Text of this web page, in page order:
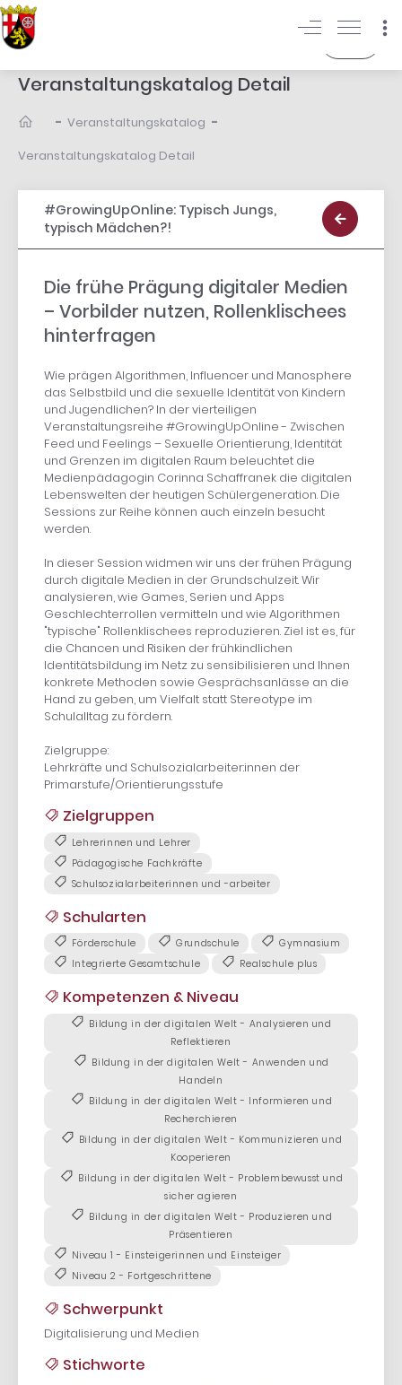
Veranstaltungskatalog Detail
- Veranstaltungskatalog -
Veranstaltungskatalog Detail
#GrowingUpOnline: Typisch Jungs,
typisch Mädchen?!
Die frühe Prägung digitaler Medien
– Vorbilder nutzen, Rollenklischees
hinterfragen
Wie prägen Algorithmen, Influencer und Manosphere
das Selbstbild und die sexuelle Identität von Kindern
und Jugendlichen? In der vierteiligen
Veranstaltungsreihe #GrowingUpOnline - Zwischen
Feed und Feelings – Sexuelle Orientierung, Identität
und Grenzen im digitalen Raum beleuchtet die
Medienpädagogin Corinna Schaffranek die digitalen
Lebenswelten der heutigen Schülergeneration. Die
Sessions zur Reihe können auch einzeln besucht
werden.
In dieser Session widmen wir uns der frühen Prägung
durch digitale Medien in der Grundschulzeit. Wir
analysieren, wie Games, Serien und Apps
Geschlechterrollen vermitteln und wie Algorithmen
"typische" Rollenklischees reproduzieren. Ziel ist es, für
die Chancen und Risiken der frühkindlichen
Identitätsbildung im Netz zu sensibilisieren und Ihnen
konkrete Methoden sowie Gesprächsanlässe an die
Hand zu geben, um Vielfalt statt Stereotype im
Schulalltag zu fördern.
Zielgruppe:
Lehrkräfte und Schulsozialarbeiter:innen der
Primarstufe/Orientierungsstufe
Zielgruppen
Lehrerinnen und Lehrer
Pädagogische Fachkräfte
Schulsozialarbeiterinnen und -arbeiter
Schularten
Förderschule Grundschule
Gymnasium
Integrierte Gesamtschule
Realschule plus
Kompetenzen & Niveau
Bildung in der digitalen Welt - Analysieren und
Reflektieren
Bildung in der digitalen Welt - Anwenden und
Handeln
Bildung in der digitalen Welt - Informieren und
Recherchieren
Bildung in der digitalen Welt - Kommunizieren und
Kooperieren
Bildung in der digitalen Welt - Problembewusst und
sicher agieren
Bildung in der digitalen Welt - Produzieren und
Präsentieren
Niveau 1 - Einsteigerinnen und Einsteiger
Niveau 2 - Fortgeschrittene
Schwerpunkt
Digitalisierung und Medien
Stichworte